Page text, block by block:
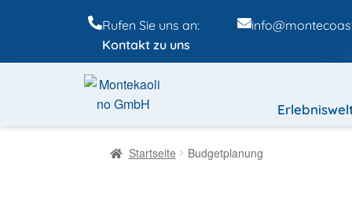
Rufen Sie uns an:
Kontakt zu uns
Startseite Budgetplanung